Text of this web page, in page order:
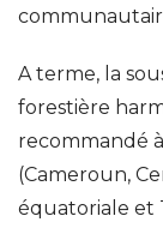
A terme, la
forestière
recommandé
(Cameroun,
équatoriale et